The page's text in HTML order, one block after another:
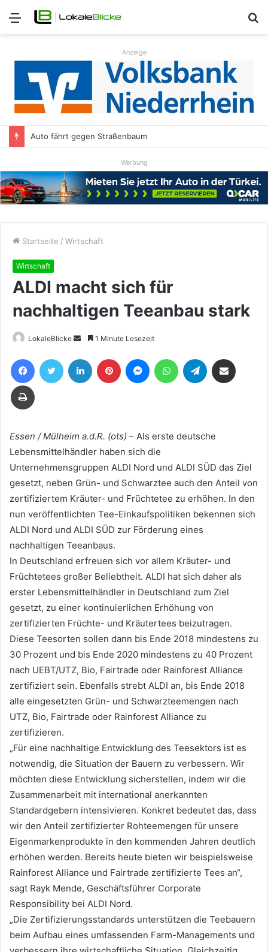
Menü
Anzeige
Auto fährt gegen Straßenbaum
Werbung
Startseite / Wirtschaft
Wirtschaft
ALDI macht sich für
nachhaltigen Teeanbau stark
LokaleBlicke
Sende
eine
E-
1 Minute Lesezeit
FacebookTwitter LinkedIn Pinterest MessengerWhatsAppTelegram
Drucken
Essen / Mülheim a.d.R. (ots) – Als erste deutsche
Lebensmittelhändler haben sich die
Unternehmensgruppen ALDI Nord und ALDI SÜD das Ziel
gesetzt, neben Grün- und Schwarztee auch den Anteil von
zertifiziertem Kräuter- und Früchtetee zu erhöhen. In den
nun veröffentlichten Tee-Einkaufspolitiken bekennen sich
ALDI Nord und ALDI SÜD zur Förderung eines
nachhaltigen Teeanbaus.
In Deutschland erfreuen sich vor allem Kräuter- und
Früchtetees großer Beliebtheit. ALDI hat sich daher als
erster Lebensmittelhändler in Deutschland zum Ziel
gesetzt, zu einer kontinuierlichen Erhöhung von
zertifizierten Früchte- und Kräutertees beizutragen.
Diese Teesorten sollen dann bis Ende 2018 mindestens zu
30 Prozent und bis Ende 2020 mindestens zu 40 Prozent
nach UEBT/UTZ, Bio, Fairtrade oder Rainforest Alliance
zertifiziert sein. Ebenfalls strebt ALDI an, bis Ende 2018
alle eingesetzten Grün- und Schwarzteemengen nach
UTZ, Bio, Fairtrade oder Rainforest Alliance zu
zertifizieren.
„Für eine nachhaltige Entwicklung des Teesektors ist es
notwendig, die Situation der Bauern zu verbessern. Wir
möchten diese Entwicklung sicherstellen, indem wir die
Zusammenarbeit mit international anerkannten
Standardgebern intensivieren. Konkret bedeutet das, dass
wir den Anteil zertifizierter Rohteemengen für unsere
Eigenmarkenprodukte in den kommenden Jahren deutlich
erhöhen werden. Bereits heute bieten wir beispielsweise
Rainforest Alliance und Fairtrade zertifizierte Tees an“,
sagt Rayk Mende, Geschäftsführer Corporate
Responsibility bei ALDI Nord.
„Die Zertifizierungsstandards unterstützen die Teebauern
beim Aufbau eines umfassenden Farm-Managements und